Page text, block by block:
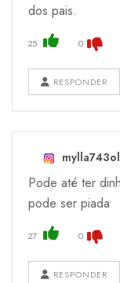
dos pais.
25 0
RESPONDER
Pode até ter
pode ser piada
27 0
RESPONDER